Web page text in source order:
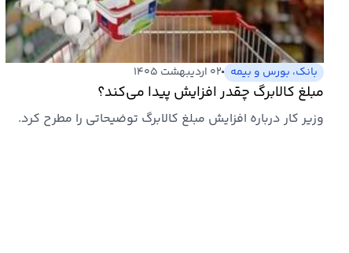
بانک، بورس و بیمه ۰۲ اردیبهشت ۱۴۰۵
مبلغ کالابرگ چقدر افزایش پیدا می‌کند؟
وزیر کار درباره افزایش مبلغ کالابرگ توضیحاتی را مطرح کرد.